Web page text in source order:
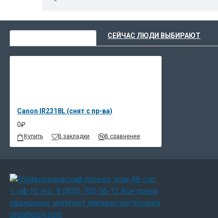
Функциональные возможности
Скорость копирования 18 стр./мин
Высокое качество печати
Локальная печать через USB
Формат бумаги размером до А3
воспользовавшись предоставленной
Ищете возможность расширения бизнес-
сомнений. iR2318L- это всегда
пропорциональны занимаемому месту: размеры
точечного разогрева. В «спящем режиме» -
СЕЙЧАС ЛЮДИ ВЫБИРАЮТ
Canon IR2318L (снят с пр-ва)
0₽
Купить В закладки В сравнение